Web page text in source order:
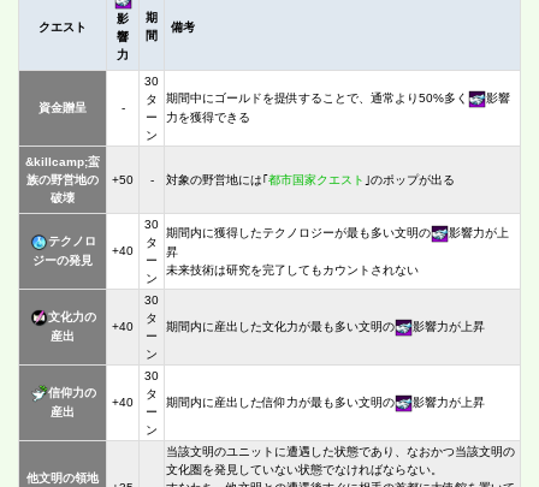
クエスト
影
響
力
期
間
備考
資金贈呈 -
30
タ
ー
ン
期間中にゴールドを提供することで、通常より50%多く
影響
力を獲得できる
&killcamp;蛮
族の野営地の
破壊
+50 - 対象の野営地には｢都市国家クエスト ｣のポップが出る
テクノロ
ジーの発見
+40
30
タ
ー
ン
期間内に獲得したテクノロジーが最も多い文明の
影響力が上
昇
未来技術は研究を完了してもカウントされない
文化力の
産出
+40
30
タ
ー
ン
期間内に産出した文化力が最も多い文明の 影響力が上昇
信仰力の
産出
+40
30
タ
ー
ン
期間内に産出した信仰力が最も多い文明の 影響力が上昇
他文明の領地
当該文明のユニットに遭遇した状態であり、なおかつ当該文明の
文化圏を発見していない状態でなければならない。